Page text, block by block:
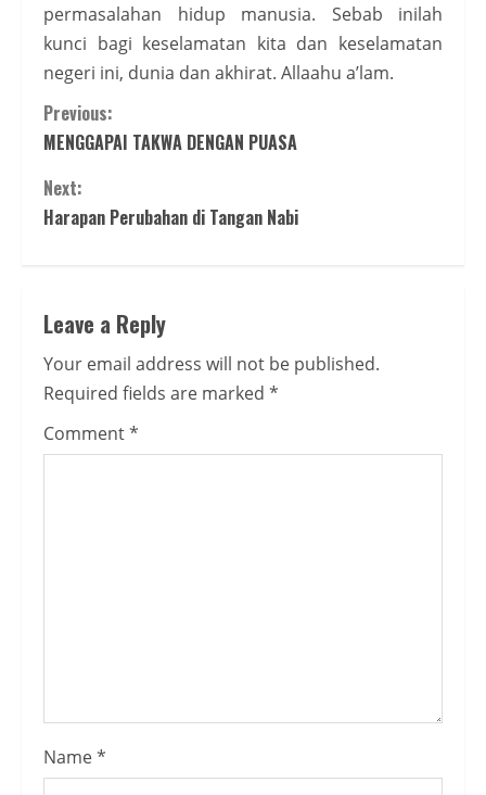
permasalahan hidup manusia. Sebab inilah
kunci bagi keselamatan kita dan keselamatan
negeri ini, dunia dan akhirat. Allaahu a’lam.
Continue
Reading
Previous:
MENGGAPAI TAKWA DENGAN PUASA
Next:
Harapan Perubahan di Tangan Nabi
Leave a Reply
Your email address will not be published.
Required fields are marked *
Comment*
Name*